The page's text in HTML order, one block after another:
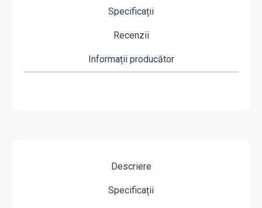
Specificații
Recenzii
Informații producător
Descriere
Specificații